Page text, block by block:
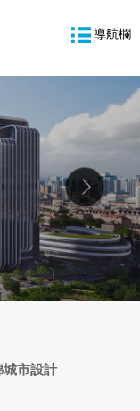
導航欄
城市設計